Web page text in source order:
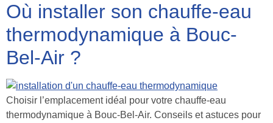
Où installer son chauffe-eau
thermodynamique à Bouc-
Bel-Air ?
Choisir l’emplacement idéal pour votre chauffe-eau
thermodynamique à Bouc-Bel-Air. Conseils et astuces pour